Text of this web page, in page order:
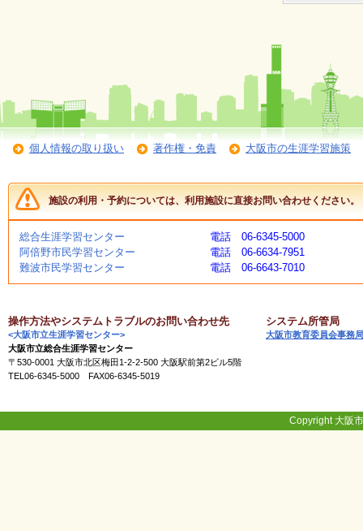
録
く
あ
る
ご
質
問
師
・
イ
ン
ス
ク
タ
個人情報の取り扱い 著作権・免責 大阪市の生涯学習施策
施設の利用・予約については、利用施設に直接お問い合わせください。
総合生涯学習センター
電話 06-6345-5000
阿倍野市民学習センター
電話 06-6634-7951
難波市民学習センター
電話 06-6643-7010
操作方法やシステムトラブルのお問い合わせ先
<大阪市立生涯学習センター>
大阪市立総合生涯学習センター
〒530-0001 大阪市北区梅田1-2-2-500 大阪駅前第2ビル5階
TEL06-6345-5000 FAX06-6345-5019
システム所管局
大阪市教育委員会事務局
Copyright 大阪